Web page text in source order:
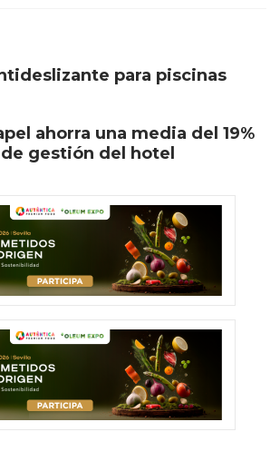
para piscinas
ahorra una media del 19%
gestión del hotel